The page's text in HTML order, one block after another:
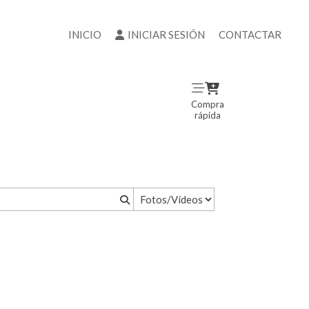
INICIO INICIAR SESIÓN CONTACTAR
Compra
rápida